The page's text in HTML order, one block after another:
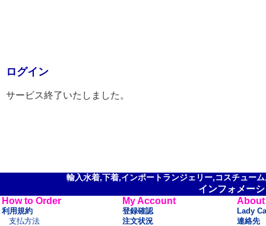
ログイン
サービス終了いたしました。
輸入水着,下着,インポートランジェリー,コスチュー
インフォメー
How to Order
利用規約
支払方法
My Account
登録確認
注文状況
About
Lady
連絡先